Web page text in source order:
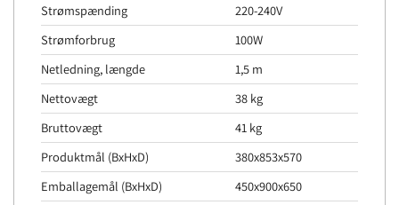
Strømspænding
220-240V
Strømforbrug
100W
Netledning, længde
1,5 m
Nettovægt
38 kg
Bruttovægt
41 kg
Produktmål (BxHxD)
380x853x570
Emballagemål (BxHxD)
450x900x650